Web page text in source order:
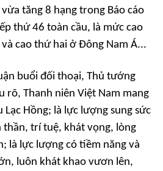
tăng 8 hạng trong Báo cáo
thứ 46 toàn cầu, là mức cao
cao thứ hai ở Đông Nam Á...
buổi đối thoại, Thủ tướng
rõ, Thanh niên Việt Nam mang
Hồng; là lực lượng sung sức
thần, trí tuệ, khát vọng, lòng
là lực lượng có tiềm năng và
luôn khát khao vươn lên,